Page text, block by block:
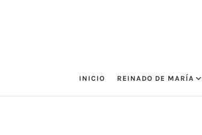
INICIO REINADO DE MARÍA